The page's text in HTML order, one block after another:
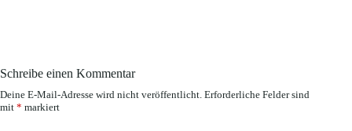
Schreibe einen Kommentar
Deine E-Mail-Adresse wird nicht veröffentlicht. Erforderliche Felder sind
mit * markiert